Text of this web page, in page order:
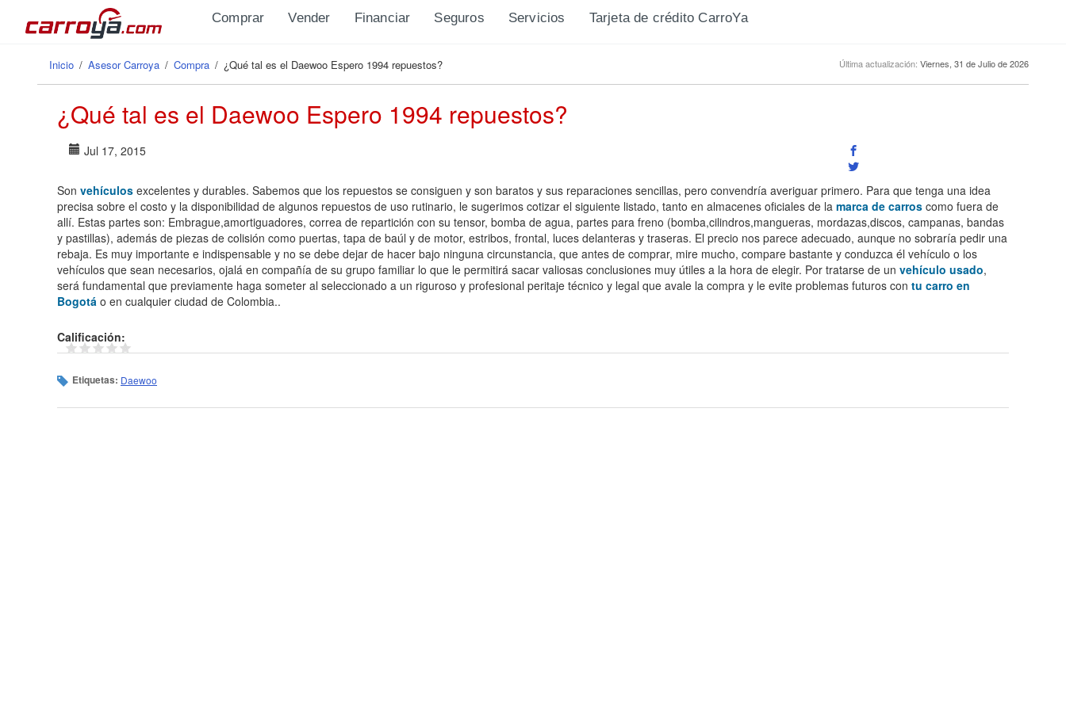
Pasar al contenido principal
Comprar Vender Financiar Seguros Servicios Tarjeta de crédito CarroYa
Se encuentra usted aquí
Inicio / Asesor Carroya / Compra / ¿Qué tal es el Daewoo Espero 1994 repuestos? Última actualización: Viernes, 31 de Julio de 2026
¿Qué tal es el Daewoo Espero 1994 repuestos?
Jul 17, 2015
Son vehículos excelentes y durables. Sabemos que los repuestos se consiguen y son baratos y sus reparaciones sencillas, pero convendría averiguar primero. Para que tenga una idea
precisa sobre el costo y la disponibilidad de algunos repuestos de uso rutinario, le sugerimos cotizar el siguiente listado, tanto en almacenes oficiales de la marca de carros como fuera de
allí. Estas partes son: Embrague,amortiguadores, correa de repartición con su tensor, bomba de agua, partes para freno (bomba,cilindros,mangueras, mordazas,discos, campanas, bandas
y pastillas), además de piezas de colisión como puertas, tapa de baúl y de motor, estribos, frontal, luces delanteras y traseras. El precio nos parece adecuado, aunque no sobraría pedir una
rebaja. Es muy importante e indispensable y no se debe dejar de hacer bajo ninguna circunstancia, que antes de comprar, mire mucho, compare bastante y conduzca él vehículo o los
vehículos que sean necesarios, ojalá en compañía de su grupo familiar lo que le permitirá sacar valiosas conclusiones muy útiles a la hora de elegir. Por tratarse de un vehículo usado,
será fundamental que previamente haga someter al seleccionado a un riguroso y profesional peritaje técnico y legal que avale la compra y le evite problemas futuros con tu carro en
Bogotá o en cualquier ciudad de Colombia..
Calificación:
Etiquetas: Daewoo